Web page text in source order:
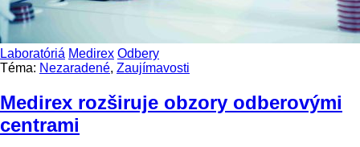
Laboratóriá Medirex Odbery
Téma: Nezaradené, Zaujímavosti
Medirex rozširuje obzory odberovými
centrami